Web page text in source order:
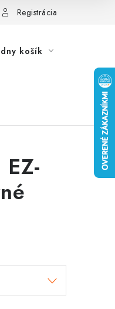
Registrácia
košík